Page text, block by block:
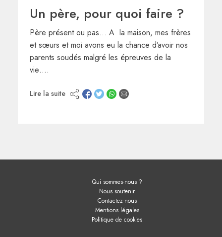
Un père, pour quoi faire ?
Père présent ou pas… A la maison, mes frères
et sœurs et moi avons eu la chance d’avoir nos
parents soudés malgré les épreuves de la
vie….
Lire la suite
Qui sommes-nous ?
Nous soutenir
Contactez-nous
Mentions légales
Politique de cookies